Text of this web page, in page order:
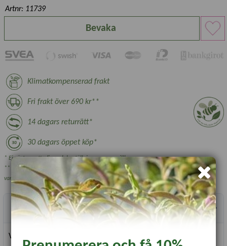
Artnr: 11739
Bevaka
Klimatkompenserad frakt
Fri frakt över 690 kr**
14 dagars returrätt*
30 dagars öppet köp*
* Ej växter, nyttodjur och beställningsvara, se villkor.
** Gäller ej växthus, plantskoleväxter och vissa övriga skrymmande
varor.
Produktbeskrivning
Värmematta för plantuppdragning.